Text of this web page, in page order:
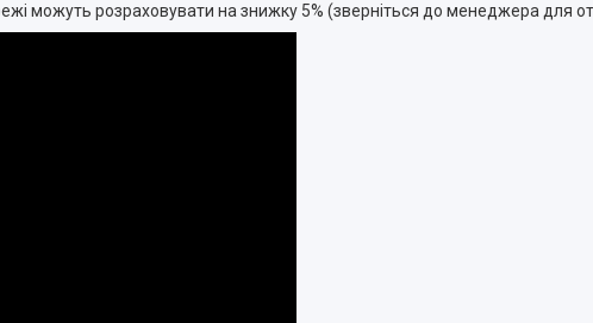
можуть розраховувати на знижку 5% (зверніться до менеджера для